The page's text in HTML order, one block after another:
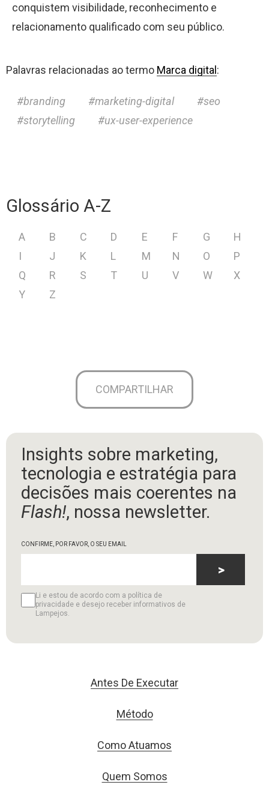
conquistem visibilidade, reconhecimento e
relacionamento qualificado com seu público.
Palavras relacionadas ao termo Marca digital:
branding marketing-digital
seo
storytelling
ux-user-experience
Glossário A-Z
A B C D E F G
H
I
J K L M N O
P
Q
R S T U V W
X
Y
Z
COMPARTILHAR
Insights sobre marketing,
tecnologia e estratégia para
decisões mais coerentes na
Flash!, nossa newsletter.
CONFIRME, POR FAVOR, O SEU EMAIL
Li e estou de acordo com a política de
privacidade e desejo receber informativos de
Lampejos.
>
Antes De Executar
Método
Como Atuamos
Quem Somos